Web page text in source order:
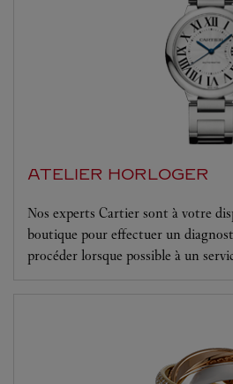
ATELIER HORLOGER
Nos experts Cartier sont à votre
boutique pour effectuer un
procéder lorsque possible à un